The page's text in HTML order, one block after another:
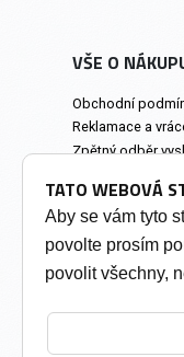
VŠE O
Obchodní
Reklamace a
Zpětný odběr
Prodejna a
INFORMACE
TATO WEBOVÁ
Aby se vám tyto
povolte prosím
povolit všechny,